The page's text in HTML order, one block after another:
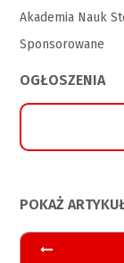
Akademia Nauk
Sponsorowane
OGŁOSZENIA
POKAŻ